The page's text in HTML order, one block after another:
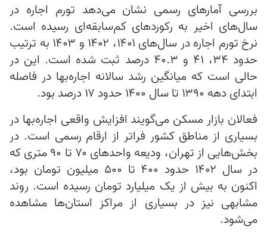
بررسی آمارهای رسمی نشان می‌دهد تورم اجاره در
سال‌های اخیر به رکوردهای کم‌سابقه‌ای رسیده است.
نرخ تورم اجاره در سال‌های ۱۴۰۱، ۱۴۰۲ و ۱۴۰۳ به ترتیب
حدود ۳۴، ۴۱ و ۴۰.۳ درصد ثبت شده است. این در
حالی است که میانگین رشد سالانه اجاره‌بها در فاصله
ابتدای دهه ۱۳۹۰ تا سال ۱۴۰۰ حدود ۱۷ درصد بود.
فعالان بازار مسکن می‌گویند افزایش واقعی اجاره‌بها در
بسیاری از مناطق کشور فراتر از ارقام رسمی است. در
بخش‌هایی از تهران، ودیعه واحدهای ۷۰ تا ۹۰ متری که
در سال ۱۴۰۲ حدود ۴۰۰ تا ۵۰۰ میلیون تومان بود،
اکنون به بیش از یک میلیارد تومان رسیده است. روند
مشابهی نیز در بسیاری از مراکز استان‌ها مشاهده
می‌شود.